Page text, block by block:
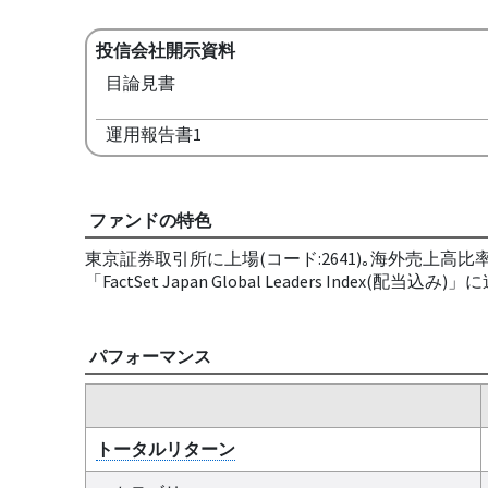
投信会社開示資料
目論見書
運用報告書1
ファンドの特色
東京証券取引所に上場(コード:2641)｡海外売上高
「FactSet Japan Global Leaders Index(配当込み)
パフォーマンス
トータルリターン